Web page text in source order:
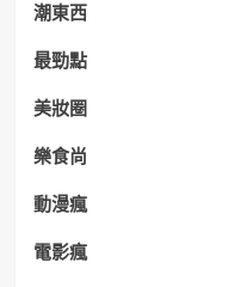
潮東西
最勁點
美妝圈
樂食尚
動漫瘋
電影瘋